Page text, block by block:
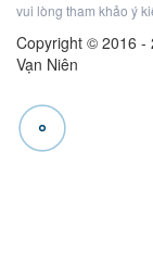
vui lòng tham khảo ý
Copyright © 2016 -
Vạn Niên